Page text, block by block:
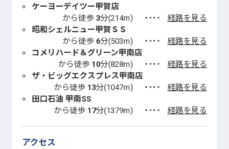
ケーヨーデイツー甲賀店
から徒歩 3分(214m) ・・・・
経路を見る
昭和シェルニュー甲賀ＳＳ
から徒歩 6分(503m) ・・・・
経路を見る
コメリハード＆グリーン甲南店
から徒歩 10分(828m) ・・・・
経路を見る
ザ・ビッグエクスプレス甲南店
から徒歩 13分(1047m) ・・・・
経路を見る
田口石油 甲南SS
から徒歩 17分(1379m) ・・・・ 経路を見る
アクセス